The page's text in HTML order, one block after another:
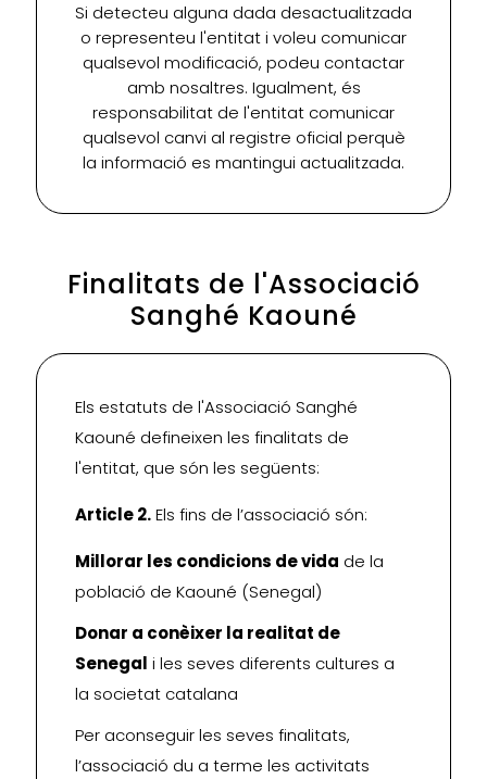
Si detecteu alguna dada desactualitzada
o representeu l'entitat i voleu comunicar
qualsevol modificació, podeu contactar
amb nosaltres. Igualment, és
responsabilitat de l'entitat comunicar
qualsevol canvi al registre oficial perquè
la informació es mantingui actualitzada.
Finalitats de l'Associació
Sanghé Kaouné
Els estatuts de l'Associació Sanghé
Kaouné defineixen les finalitats de
l'entitat, que són les següents:
Article 2.Els fins de l’associació són:
Millorar les condicions de vida de la
població de Kaouné (Senegal)
Donar a conèixer la realitat de
Senegal i les seves diferents cultures a
la societat catalana
Per aconseguir les seves finalitats,
l’associació du a terme les activitats